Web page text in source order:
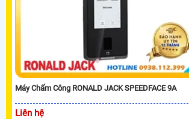
Máy Chấm Công RONALD JACK SPEEDFACE 9A
Liên hệ